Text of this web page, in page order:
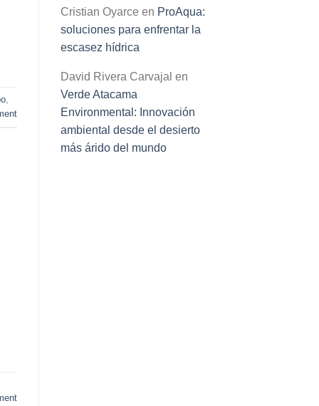
Cristian Oyarce en ProAqua:
soluciones para enfrentar la
escasez hídrica
David Rivera Carvajal en
Verde Atacama
Environmental: Innovación
ambiental desde el desierto
más árido del mundo